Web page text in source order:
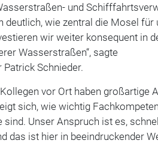
und
deutlich, wie zentral die Mosel für
wir weiter konsequent in
Wasserstraßen“, sagte
Schnieder.
vor Ort haben großartige
sich, wie wichtig
sind. Unser Anspruch ist es,
das ist hier in beeindruckender